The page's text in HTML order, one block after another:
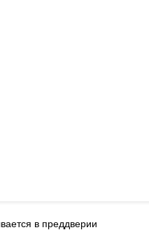
в преддверии